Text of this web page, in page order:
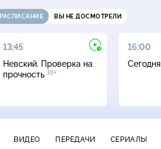
РАСПИСАНИЕ ВЫ НЕ ДОСМОТРЕЛИ
13:45
Невский. Проверка на
прочность 16+
16:00
Сегодня
ВИДЕО ПЕРЕДАЧИ СЕРИАЛЫ